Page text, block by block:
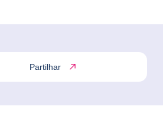
Partilhar